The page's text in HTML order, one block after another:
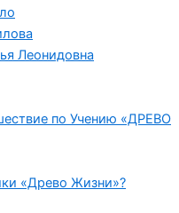
Леонидовна
по Учению «ДРЕВО
«Древо Жизни»?